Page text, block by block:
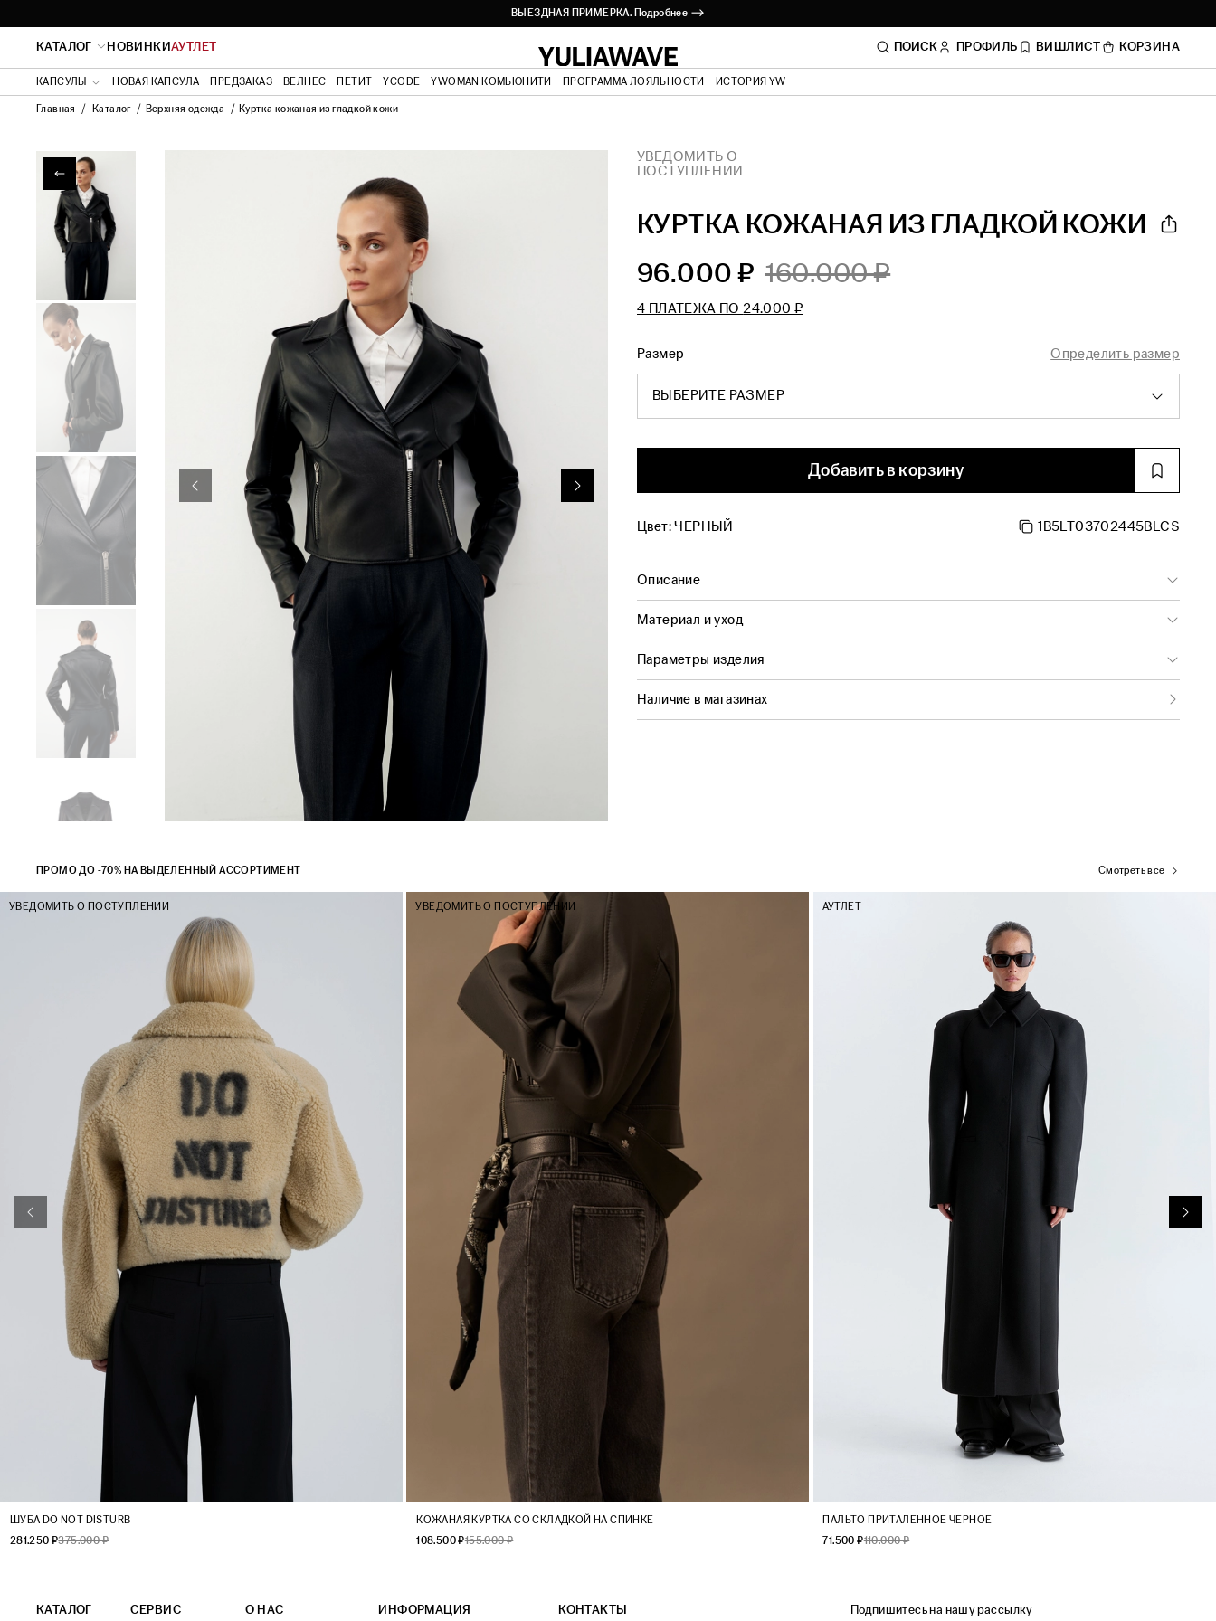
ВЫЕЗДНАЯ ПРИМЕРКА. Подробнее ⟶
КАТАЛОГ НОВИНКИАУТЛЕТ ПОИСК ПРОФИЛЬ ВИШЛИСТ КОРЗИНА
КАПСУЛЫ НОВАЯ КАПСУЛА ПРЕДЗАКАЗ ВЕЛНЕС ПЕТИТ YCODE YWOMAN КОМЬЮНИТИ ПРОГРАММА ЛОЯЛЬНОСТИ ИСТОРИЯ YW
Главная Каталог Верхняя одежда Куртка кожаная из гладкой кожи
УВЕДОМИТЬ О
ПОСТУПЛЕНИИ
КУРТКА КОЖАНАЯ ИЗ ГЛАДКОЙ КОЖИ
96.000 ₽ 160.000 ₽
4 ПЛАТЕЖА ПО24.000 ₽
Размер Определить размер
ВЫБЕРИТЕ РАЗМЕР
Добавить в корзину
Цвет:ЧЕРНЫЙ 1B5LT03702445BLCS
Описание
Материал и уход
Параметры изделия
Наличие в магазинах
ПРОМО ДО -70% НА ВЫДЕЛЕННЫЙ АССОРТИМЕНТ Смотреть всё
УВЕДОМИТЬ О ПОСТУПЛЕНИИ
ШУБА DO NOT DISTURB
281.250 ₽375.000 ₽
L
УВЕДОМИТЬ О ПОСТУПЛЕНИИ
КОЖАНАЯ КУРТКА СО СКЛАДКОЙ НА СПИНКЕ
108.500 ₽155.000 ₽
АУТЛЕТ
ПАЛЬТО ПРИТАЛЕННОЕ ЧЕРНОЕ
71.500 ₽110.000 ₽
КАТАЛОГ СЕРВИС О НАС ИНФОРМАЦИЯ КОНТАКТЫ Подпишитесь на нашу рассылку